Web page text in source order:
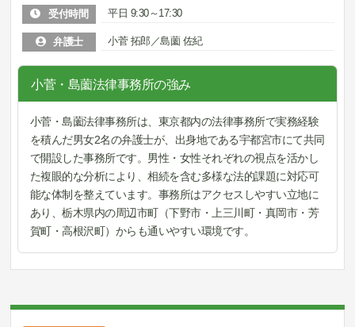
受付時間 平日 9:30～17:30
弁護士 小菅 拓郎／島薗 佐紀
小菅・島薗法律事務所の強み
小菅・島薗法律事務所は、東京都内の法律事務所で実務経験
を積んだ男女2名の弁護士が、出身地である宇都宮市にて共同
で開設した事務所です。男性・女性それぞれの視点を活かし
た複眼的な分析により、相続を含む多様な法的課題に対応可
能な体制を整えています。事務所はアクセスしやすい立地に
あり、栃木県内の周辺市町（下野市・上三川町・真岡市・芳
賀町・高根沢町）からも通いやすい環境です。